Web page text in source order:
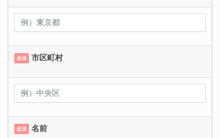
必須 市区町村
必須 名前